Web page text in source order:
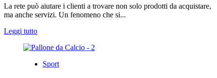
La rete può aiutare i clienti a trovare non solo prodotti da acquistare,
ma anche servizi. Un fenomeno che si...
Leggi tuttoLeggi
più
Servizi
Sport